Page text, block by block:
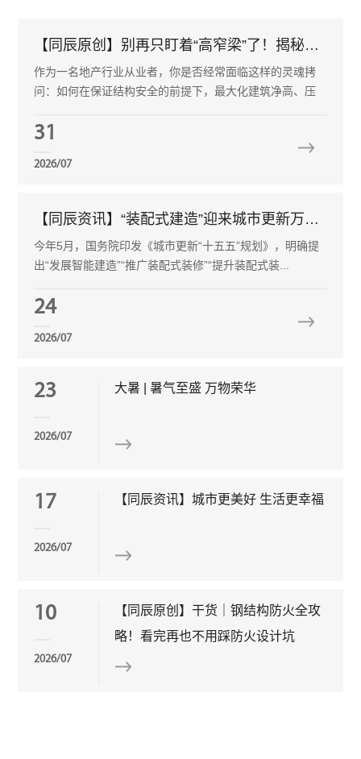
【同辰原创】别再只盯着“高窄梁”了！揭秘欧美楼盖体系的空间密码
作为一名地产行业从业者，你是否经常面临这样的灵魂拷
问：如何在保证结构安全的前提下，最大化建筑净高、压
31
2026/07
【同辰资讯】“装配式建造”迎来城市更新万亿级风口
今年5月，国务院印发《城市更新“十五五”规划》，明确提
出“发展智能建造”“推广装配式装修”“提升装配式装...
24
2026/07
23
2026/07
大暑 | 暑气至盛 万物荣华
17
2026/07
【同辰资讯】城市更美好 生活更幸福
10
2026/07
【同辰原创】干货｜钢结构防火全攻
略！看完再也不用踩防火设计坑